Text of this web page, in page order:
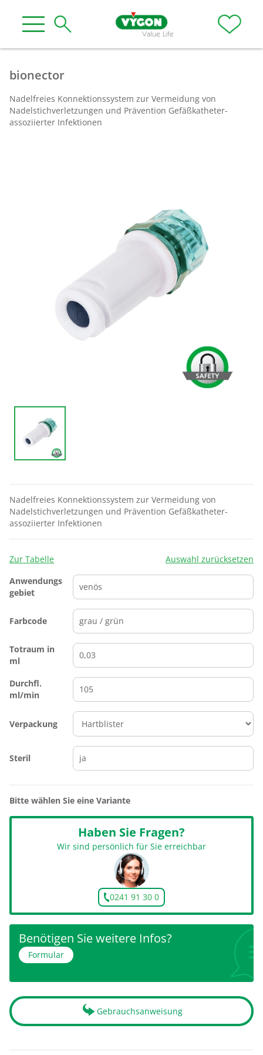
bionector
Nadelfreies Konnektionssystem zur Vermeidung von
Nadelstichverletzungen und Prävention Gefäßkatheter-
assoziierter Infektionen
Nadelfreies Konnektionssystem zur Vermeidung von
Nadelstichverletzungen und Prävention Gefäßkatheter-
assoziierter Infektionen
Zur Tabelle
Auswahl zurücksetzen
Anwendungs
gebiet
Farbcode
Totraum in
ml
Durchfl.
ml/min
Verpackung
Steril
Bitte wählen Sie eine Variante
Haben Sie Fragen?
Wir sind persönlich für Sie erreichbar
0241 91 30 0
Benötigen Sie weitere Infos?
Formular
Gebrauchsanweisung